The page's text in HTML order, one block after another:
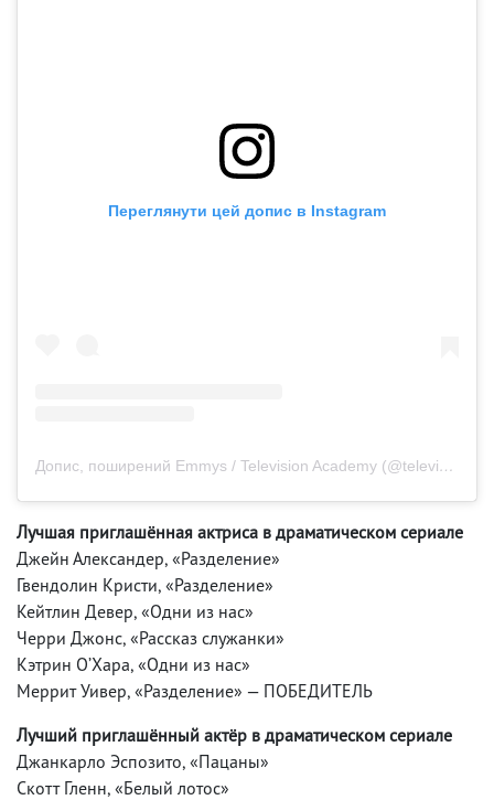
Переглянути цей допис в Instagram
Допис, поширений Emmys / Television Academy (@televisionacad)
Лучшая приглашённая актриса в драматическом сериале
Джейн Александер, «Разделение»
Гвендолин Кристи, «Разделение»
Кейтлин Девер, «Одни из нас»
Черри Джонс, «Рассказ служанки»
Кэтрин О’Хара, «Одни из нас»
Меррит Уивер, «Разделение» — ПОБЕДИТЕЛЬ
Лучший приглашённый актёр в драматическом сериале
Джанкарло Эспозито, «Пацаны»
Скотт Гленн, «Белый лотос»